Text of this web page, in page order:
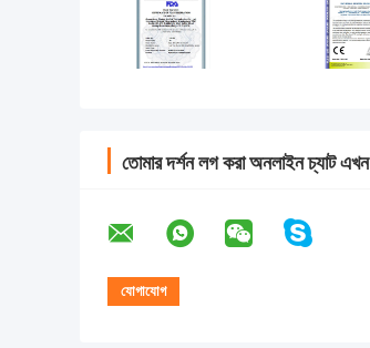
তোমার দর্শন লগ করা অনলাইন চ্যাট এখন